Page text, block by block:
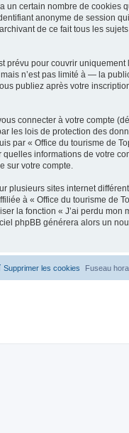
un certain nombre de cookies
anonyme de session
de ce fait tous les
prévu pour couvrir uniquement
n’est pas limité à — la
publiez après votre
connecter à votre compte
les lois de protection des
par « Office du tourisme de
informations de votre
sur votre compte.
plusieurs sites internet
à « Office du tourisme de
la fonction « J’ai perdu mon
phpBB générera alors un
Fuseau
Supprimer les cookies